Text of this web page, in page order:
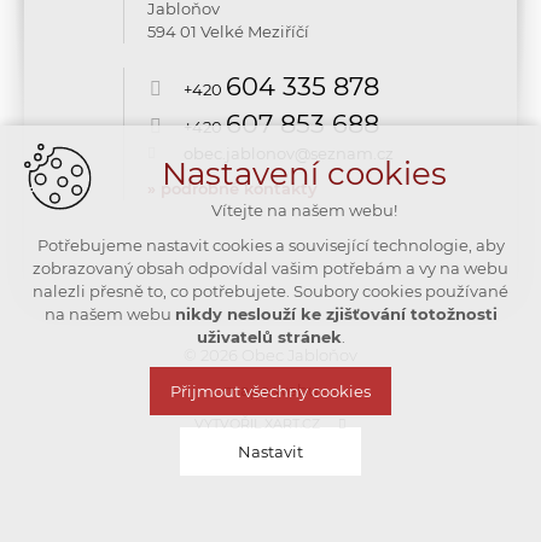
Jabloňov
594 01 Velké Meziříčí
+420 604 335 878
+420 607 853 688
» podrobné kontakty
Nastavení cookies
Vítejte na našem webu!
Potřebujeme nastavit cookies a související technologie, aby
zobrazovaný obsah odpovídal vašim potřebám a vy na webu
nalezli přesně to, co potřebujete. Soubory cookies používané
na našem webu nikdy neslouží ke zjišťování totožnosti
uživatelů stránek
Přijmout všechny cookies
Nastavit
mapa webu